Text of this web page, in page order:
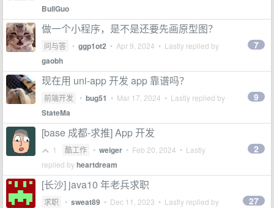
BullGuo
做一个小程序，是不是还要先画原型图？
问与答 • ggp1ot2 • Apr 9, 2024 • Lastly replied by
gaobh
7
现在用 uni-app 开发 app 靠谱吗？
前端开发 • bug51 • Mar 17, 2024 • Lastly replied by
StateMa
9
[base 成都-求推] App 开发
1 酷工作 • weiger • Feb 20, 2024 • Lastly
replied byheartdream
2
[长沙] java10 年老兵求职
求职 • sweat89 • Dec 11, 2023 • Lastly replied by 27